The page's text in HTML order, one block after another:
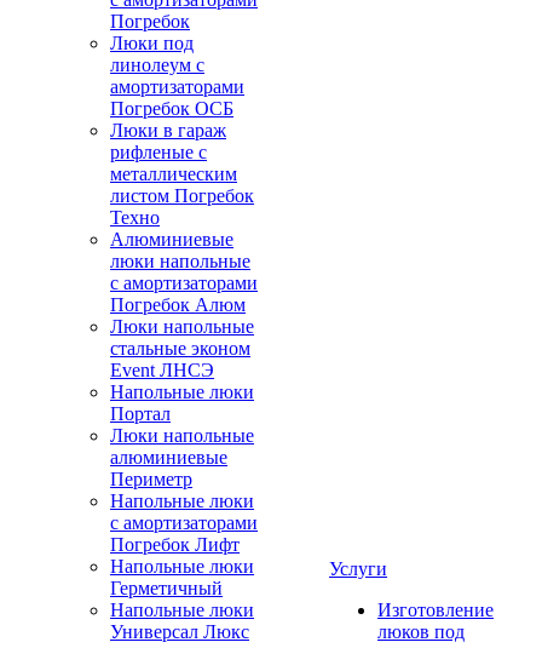
Погребок
Люки под
линолеум с
амортизаторами
Погребок ОСБ
Люки в гараж
рифленые с
металлическим
листом Погребок
Техно
Алюминиевые
люки напольные
с амортизаторами
Погребок Алюм
Люки напольные
стальные эконом
Event ЛНСЭ
Напольные люки
Портал
Люки напольные
алюминиевые
Периметр
Напольные люки
с амортизаторами
Погребок Лифт
Напольные люки
Герметичный
Напольные люки
Универсал Люкс
Услуги
Изготовление
люков под